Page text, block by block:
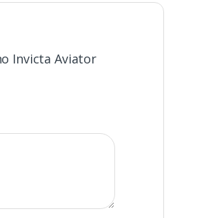
Invicta Aviator